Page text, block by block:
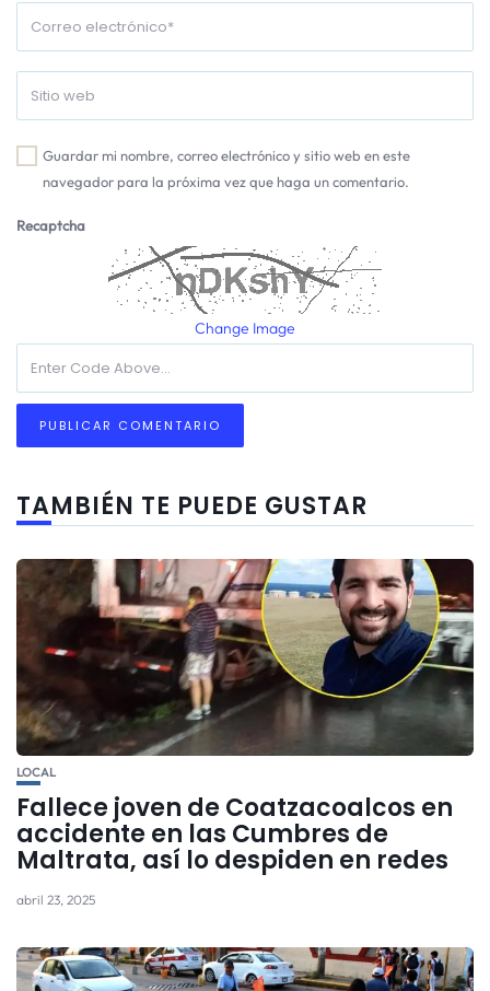
Guardar mi nombre, correo electrónico y sitio web en este
navegador para la próxima vez que haga un comentario.
Recaptcha
Change Image
TAMBIÉN TE PUEDE GUSTAR
LOCAL
Fallece joven de Coatzacoalcos en
accidente en las Cumbres de
Maltrata, así lo despiden en redes
abril 23, 2025